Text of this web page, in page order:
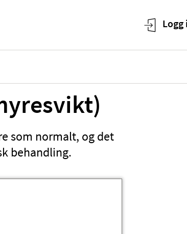
som normalt, og det
behandling.